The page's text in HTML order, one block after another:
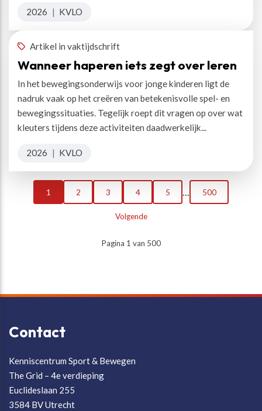
2026 | KVLO
Artikel in vaktijdschrift
Wanneer haperen iets zegt over leren
In het bewegingsonderwijs voor jonge kinderen ligt de
nadruk vaak op het creëren van betekenisvolle spel- en
bewegingssituaties. Tegelijk roept dit vragen op over wat
kleuters tijdens deze activiteiten daadwerkelijk...
2026 | KVLO
1 2 3 4 5 ... 500
Volgende
Pagina 1 van 500
Contact
Kenniscentrum Sport & Bewegen
The Grid – 4e verdieping
Euclideslaan 255
3584 BV Utrecht